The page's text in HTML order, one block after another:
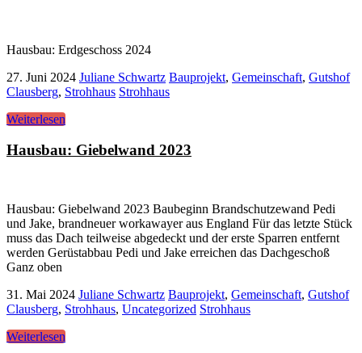
Hausbau: Erdgeschoss 2024
27. Juni 2024 Juliane Schwartz Bauprojekt, Gemeinschaft, Gutshof
Clausberg, Strohhaus Strohhaus
Weiterlesen
Hausbau: Giebelwand 2023
Hausbau: Giebelwand 2023 Baubeginn Brandschutzewand Pedi
und Jake, brandneuer workawayer aus England Für das letzte Stück
muss das Dach teilweise abgedeckt und der erste Sparren entfernt
werden Gerüstabbau Pedi und Jake erreichen das Dachgeschoß
Ganz oben
31. Mai 2024 Juliane Schwartz Bauprojekt, Gemeinschaft, Gutshof
Clausberg, Strohhaus, Uncategorized Strohhaus
Weiterlesen